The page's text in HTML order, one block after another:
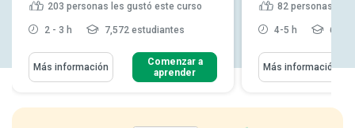
203 personas les gustó este curso
2 - 3 h 7,572 estudiantes
Más información
Comenzar a
aprender
82 personas les
4-5 h
Más información